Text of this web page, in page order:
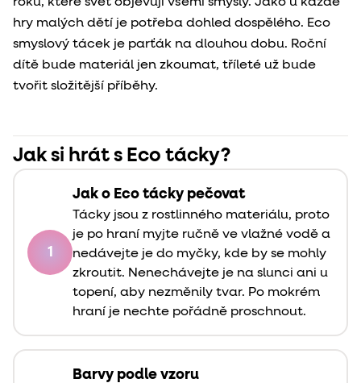
hry malých dětí je potřeba dohled dospělého. Eco
smyslový tácek je parťák na dlouhou dobu. Roční
dítě bude materiál jen zkoumat, tříleté už bude
tvořit složitější příběhy.
Jak si hrát s Eco tácky?
1
Jak o Eco tácky pečovat
Tácky jsou z rostlinného materiálu, proto
je po hraní myjte ručně ve vlažné vodě a
nedávejte je do myčky, kde by se mohly
zkroutit. Nenechávejte je na slunci ani u
topení, aby nezměnily tvar. Po mokrém
hraní je nechte pořádně proschnout.
Barvy podle vzoru